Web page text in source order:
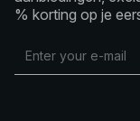
% korting op je